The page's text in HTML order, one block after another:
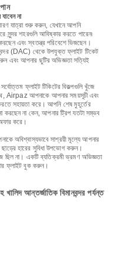
না
যাত্রা শুরু করুন, যেখানে আপনি
শহরগুলি আবিষ্কার করতে পারেন৷
এবং স্বতন্ত্র পরিবেশে ভিজছেন।
(DAC) থেকে উপযুক্ত ফ্লাইট টিকেট
এবং আপনার ছুটির অভিজ্ঞতা সত্যিই
ফ্লাইট টিকিটের বিকল্পগুলি খুঁজে
Airpaz আপনাকে আপনার সময়সূচী এবং
সহায়তা করে। আপনি শেষ মুহূর্তের
করছেন না কেন, আপনার ট্রিপ যতটা সম্ভব
করে।
অবিশ্বাস্যভাবে সাশ্রয়ী মূল্যে আপনার
হারের সুবিধা উপভোগ করুন।
না। একটি ব্যতিক্রমী ভ্রমণ অভিজ্ঞতা
ফ্লাইট বুক করুন।
খালিদ আন্তর্জাতিক বিমানবন্দর পর্যন্ত